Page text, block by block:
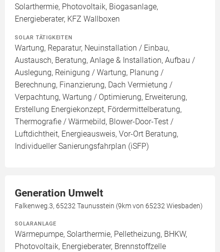
Solarthermie, Photovoltaik, Biogasanlage,
Energieberater, KFZ Wallboxen
SOLAR TÄTIGKEITEN
Wartung, Reparatur, Neuinstallation / Einbau,
Austausch, Beratung, Anlage & Installation, Aufbau /
Auslegung, Reinigung / Wartung, Planung /
Berechnung, Finanzierung, Dach Vermietung /
Verpachtung, Wartung / Optimierung, Erweiterung,
Erstellung Energiekonzept, Fördermittelberatung,
Thermografie / Wärmebild, Blower-Door-Test /
Luftdichtheit, Energieausweis, Vor-Ort Beratung,
Individueller Sanierungsfahrplan (iSFP)
Generation Umwelt
Falkenweg.3, 65232 Taunusstein (9km von 65232 Wiesbaden)
SOLARANLAGE
Wärmepumpe, Solarthermie, Pelletheizung, BHKW,
Photovoltaik, Energieberater, Brennstoffzelle